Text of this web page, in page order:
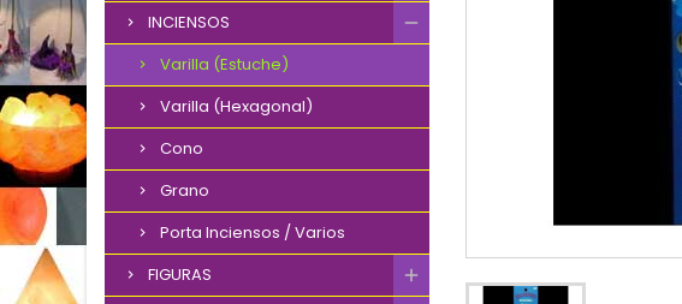
INCIENSOS
Varilla (Estuche)
Varilla (Hexagonal)
Cono
Grano
Porta Inciensos / Varios
FIGURAS